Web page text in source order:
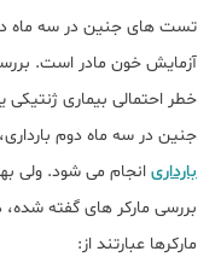
تست های جنین در سه ماه
آزمایش خون مادر است. بررسی
خطر احتمالی بیماری ژنتیکی
جنین در سه ماه دوم
بارداری انجام می شود. ولی
مارکرها عبارتند از: